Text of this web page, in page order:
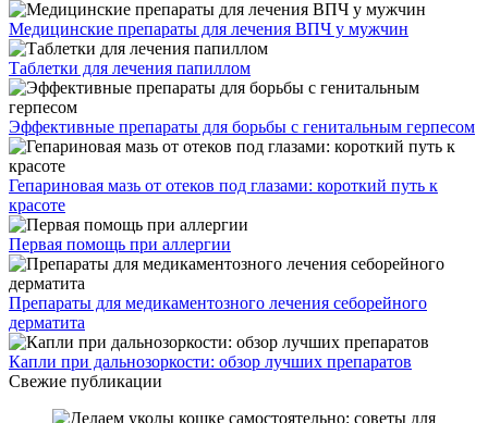
Медицинские препараты для лечения ВПЧ у мужчин
Таблетки для лечения папиллом
Эффективные препараты для борьбы с генитальным герпесом
Гепариновая мазь от отеков под глазами: короткий путь к
красоте
Первая помощь при аллергии
Препараты для медикаментозного лечения себорейного
дерматита
Капли при дальнозоркости: обзор лучших препаратов
Свежие публикации